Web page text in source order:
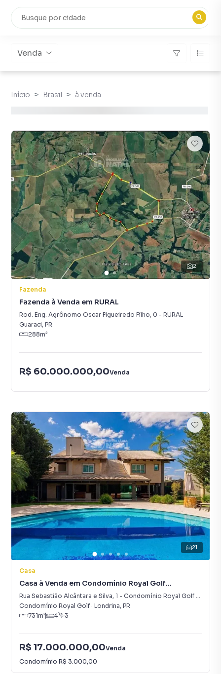
Venda
Início Brasil à venda
2
Fazenda
Fazenda à Venda em RURAL
Rod. Eng. Agrônomo Oscar Figueiredo Filho, 0 - RURAL
Guaraci, PR
288m²
R$ 60.000.000,00Venda
21
Casa
Casa à Venda em Condomínio Royal Golf
Residence
Rua Sebastião Alcântara e Silva, 1 - Condomínio Royal Golf Residence
Condomínio Royal Golf · Londrina, PR
731m² 4 3
R$ 17.000.000,00Venda
Condomínio R$ 3.000,00